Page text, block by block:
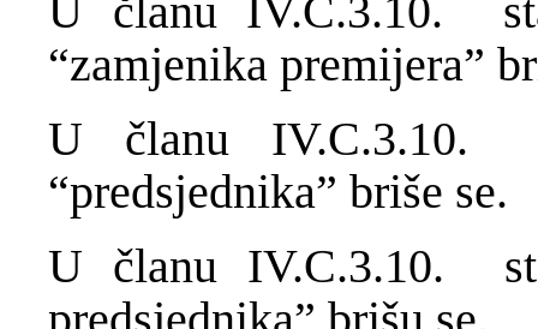
U članu IV.C.3.10.
“zamjenika premijera”
U članu
“predsjednika” briše se.
U članu IV.C.3.10.